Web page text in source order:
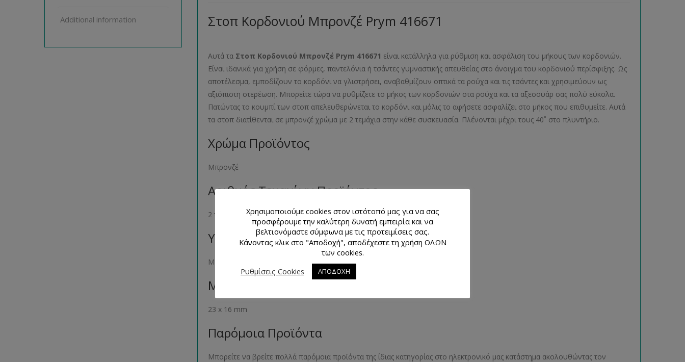
Additional information Στοπ Κορδονιού Μπρονζέ Prym 416671
Αυτά τα Στοπ Κορδονιού Μπρονζέ Prym 416671 είναι κατάλληλα για ρύθμιση και ασφάλιση του μήκους των κορδονιών.
Είναι ιδανικά για χρήση σε φόρμες, παντελόνια ή τσάντες γυμναστικής απευθείας στο άνοιγμα του κορδονιού περίσφιξης. Ως
αποτέλεσμα, εμποδίζουν το κορδόνι να γλιστρήσει, αναβαθμίζουν οπτικά τα ρούχα και τις τσάντες και χρησιμεύουν ως
αξιόπιστη στερέωση. Μπορείτε τώρα να ρυθμίζετε το μήκος των κορδονιών στα ρούχα και τα αξεσουάρ σας πολύ εύκολα.
Πατώντας το κουμπί των στοπ απελευθερώνεται το κορδόνι και μόλις το αφήσετε ασφαλίζει στο μήκος που επιθυμείτε. Αυτά
τα στοπ διατίθενται σε μπρονζέ χρώμα με 2 τεμάχια στην κάθε συσκευασία. Πλένονται μέχρι τους 40˚ στο πλυντήριο.
Χρώμα Προϊόντος
Μπρονζέ
Αριθμός Τεμαχίων Προϊόντος
2 τεμάχια
Υλικό Προϊόντος
Μεταλλικό
Μέγεθος Προϊόντος
23 x 16 mm
Παρόμοια Προϊόντα
Μπορείτε να βρείτε πολλά παρόμοια προϊόντα της ίδιας κατηγορίας στο ηλεκτρονικό μας κατάστημα ακολουθώντας τον
Χρησιμοποιούμε cookies στον ιστότοπό μας για να σας
προσφέρουμε την καλύτερη δυνατή εμπειρία και να
βελτιονόμαστε σύμφωνα με τις προτειμίσεις σας.
Κάνοντας κλικ στο "Αποδοχή", αποδέχεστε τη χρήση ΟΛΩΝ
των cookies.
Ρυθμίσεις Cookies
ΑΠΟΔΟΧΗ